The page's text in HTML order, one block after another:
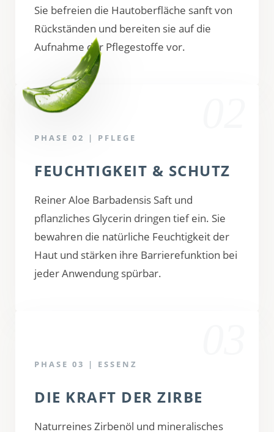
Sie befreien die Hautoberfläche sanft von
Rückständen und bereiten sie auf die
Aufnahme der Pflegestoffe vor.
PHASE 02 | PFLEGE
FEUCHTIGKEIT & SCHUTZ
Reiner Aloe Barbadensis Saft und
pflanzliches Glycerin dringen tief ein. Sie
bewahren die natürliche Feuchtigkeit der
Haut und stärken ihre Barrierefunktion bei
jeder Anwendung spürbar.
PHASE 03 | ESSENZ
DIE KRAFT DER ZIRBE
Naturreines Zirbenöl und mineralisches